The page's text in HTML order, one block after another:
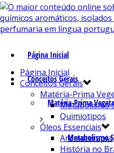
Página Inicial
Conceitos Gerais
Matéria-Prima
Metabolismo
Página Inicial
Conceitos Gerais
Matéria-Prima
Metabolismo
Quimiotipos
Óleos Essenciais
Aromaterapia
História no